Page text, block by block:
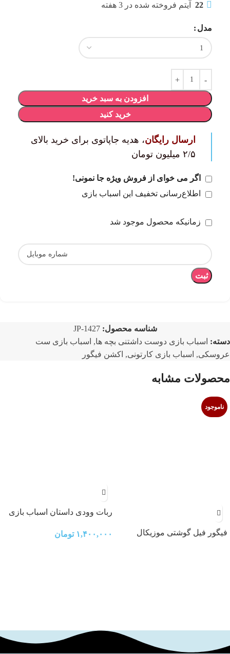
22 آیتم فروخته شده در 3 هفته
مدل
افزودن به سبد خرید
خرید کنید
ارسال رایگان، هدیه جاپاتوی برای خرید بالای
۲/۵ میلیون تومان
اگر می خوای از فروش ویژه جا نمونی!
اطلاع‌رسانی تخفیف این اسباب بازی
زمانیکه محصول موجود شد
ثبت
شناسه محصول:JP-1427
دسته: اسباب بازی دوست داشتنی بچه ها, اسباب بازی ست
عروسکی, اسباب بازی کارتونی, اکشن فیگور
محصولات مشابه
ناموجود
فیگور فیل گوشتی موزیکال
ربات وودی داستان اسباب بازی
۱,۴۰۰,۰۰۰ تومان